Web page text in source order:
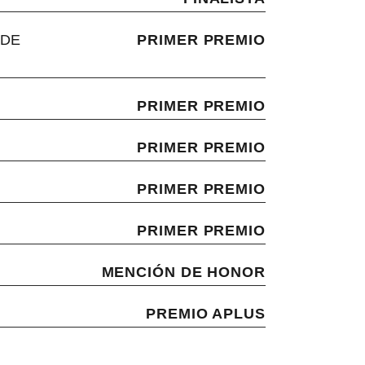
PRIMER PREMIO
PRIMER PREMIO
PRIMER PREMIO
PRIMER PREMIO
PRIMER PREMIO
MENCIÓN DE HONOR
PREMIO APLUS